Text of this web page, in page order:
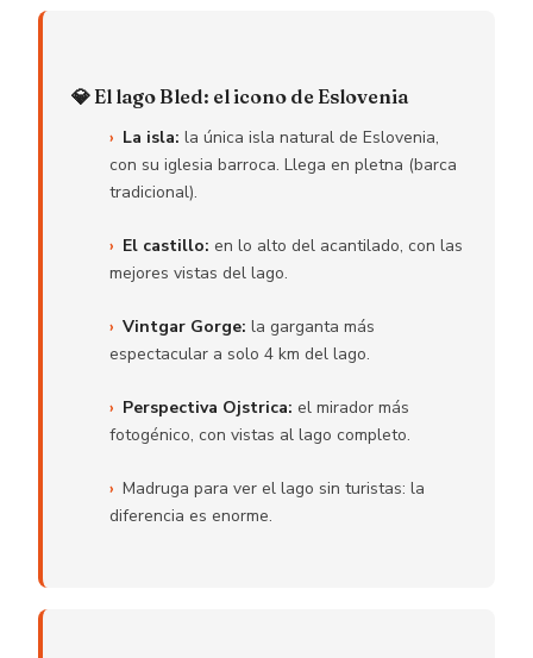
💎 El lago Bled: el icono de Eslovenia
La isla: la única isla natural de Eslovenia,
con su iglesia barroca. Llega en pletna (barca
tradicional).
El castillo: en lo alto del acantilado, con las
mejores vistas del lago.
Vintgar Gorge: la garganta más
espectacular a solo 4 km del lago.
Perspectiva Ojstrica: el mirador más
fotogénico, con vistas al lago completo.
Madruga para ver el lago sin turistas: la
diferencia es enorme.